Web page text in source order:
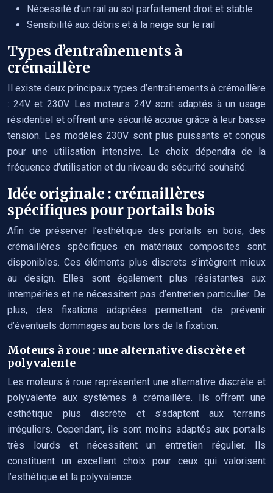
Nécessité d’un rail au sol parfaitement droit et stable
Sensibilité aux débris et à la neige sur le rail
Types d’entraînements à
crémaillère
Il existe deux principaux types d’entraînements à crémaillère
: 24V et 230V. Les moteurs 24V sont adaptés à un usage
résidentiel et offrent une sécurité accrue grâce à leur basse
tension. Les modèles 230V sont plus puissants et conçus
pour une utilisation intensive. Le choix dépendra de la
fréquence d’utilisation et du niveau de sécurité souhaité.
Idée originale : crémaillères
spécifiques pour portails bois
Afin de préserver l’esthétique des portails en bois, des
crémaillères spécifiques en matériaux composites sont
disponibles. Ces éléments plus discrets s’intègrent mieux
au design. Elles sont également plus résistantes aux
intempéries et ne nécessitent pas d’entretien particulier. De
plus, des fixations adaptées permettent de prévenir
d’éventuels dommages au bois lors de la fixation.
Moteurs à roue : une alternative discrète et
polyvalente
Les moteurs à roue représentent une alternative discrète et
polyvalente aux systèmes à crémaillère. Ils offrent une
esthétique plus discrète et s’adaptent aux terrains
irréguliers. Cependant, ils sont moins adaptés aux portails
très lourds et nécessitent un entretien régulier. Ils
constituent un excellent choix pour ceux qui valorisent
l’esthétique et la polyvalence.